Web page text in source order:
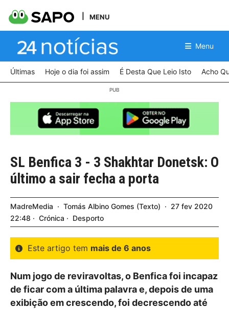
MENU
Menu
Últimas Hoje o dia foi assim É Desta Que Leio Isto Acho
SL Benfica 3 - 3 Shakhtar Donetsk: O
último a sair fecha a porta
MadreMedia Tomás Albino Gomes Texto 27 fev 2020
22:48
Crónica Desporto
Este artigo tem mais de 6 anos
Num jogo de reviravoltas, o Benfica foi incapaz
de ficar com a última palavra e, depois de uma
exibição em crescendo, foi decrescendo até